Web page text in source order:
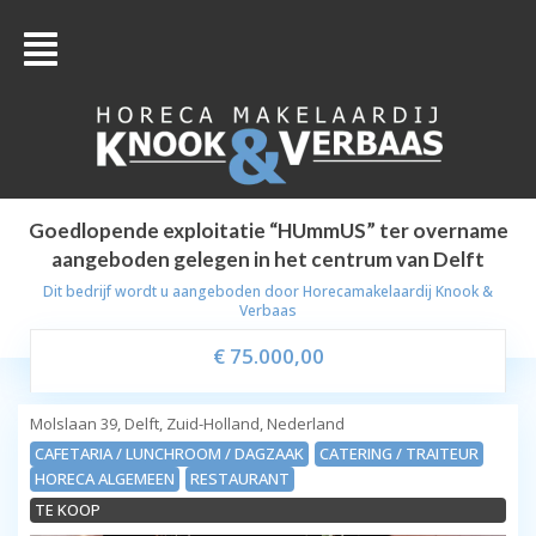
Goedlopende exploitatie “HUmmUS” ter overname
aangeboden gelegen in het centrum van Delft
Dit bedrijf wordt u aangeboden doorHorecamakelaardij Knook &
Verbaas
€ 75.000,00
Molslaan 39, Delft, Zuid-Holland, Nederland
CAFETARIA / LUNCHROOM / DAGZAAK
CATERING / TRAITEUR
HORECA ALGEMEEN
RESTAURANT
TE KOOP